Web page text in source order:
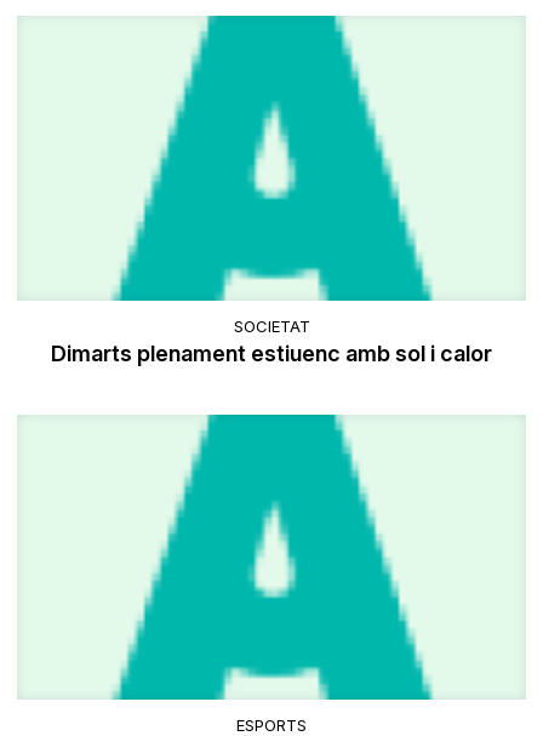
SOCIETAT
Dimarts plenament estiuenc amb sol i calor
ESPORTS